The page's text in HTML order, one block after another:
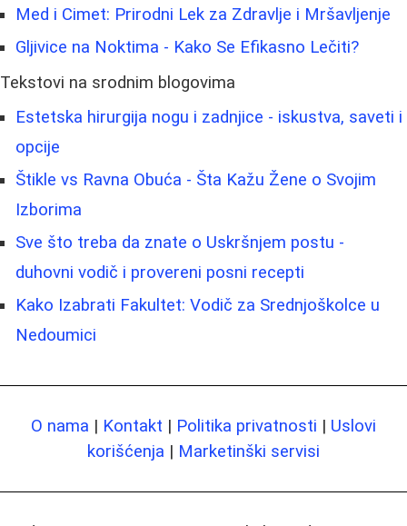
Med i Cimet: Prirodni Lek za Zdravlje i Mršavljenje
Gljivice na Noktima - Kako Se Efikasno Lečiti?
Tekstovi na srodnim blogovima
Estetska hirurgija nogu i zadnjice - iskustva, saveti i
opcije
Štikle vs Ravna Obuća - Šta Kažu Žene o Svojim
Izborima
Sve što treba da znate o Uskršnjem postu -
duhovni vodič i provereni posni recepti
Kako Izabrati Fakultet: Vodič za Srednjoškolce u
Nedoumici
O nama | Kontakt | Politika privatnosti | Uslovi
korišćenja | Marketinški servisi